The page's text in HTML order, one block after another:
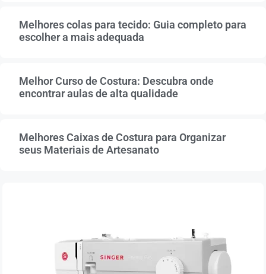
Melhores colas para tecido: Guia completo para
escolher a mais adequada
Melhor Curso de Costura: Descubra onde
encontrar aulas de alta qualidade
Melhores Caixas de Costura para Organizar
seus Materiais de Artesanato